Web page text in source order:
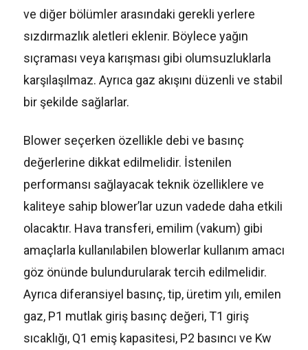
ve diğer bölümler arasındaki gerekli yerlere
sızdırmazlık aletleri eklenir. Böylece yağın
sıçraması veya karışması gibi olumsuzluklarla
karşılaşılmaz. Ayrıca gaz akışını düzenli ve stabil
bir şekilde sağlarlar.
Blower seçerken özellikle debi ve basınç
değerlerine dikkat edilmelidir. İstenilen
performansı sağlayacak teknik özelliklere ve
kaliteye sahip blower’lar uzun vadede daha etkili
olacaktır. Hava transferi, emilim (vakum) gibi
amaçlarla kullanılabilen blowerlar kullanım amacı
göz önünde bulundurularak tercih edilmelidir.
Ayrıca diferansiyel basınç, tip, üretim yılı, emilen
gaz, P1 mutlak giriş basınç değeri, T1 giriş
sıcaklığı, Q1 emiş kapasitesi, P2 basıncı ve Kw